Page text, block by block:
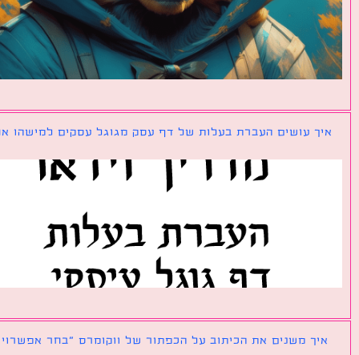
עושים העברת בעלות של דף עסק מגוגל עסקים למישהו אחר?
משנים את הכיתוב על הכפתור של ווקומרס ״בחר אפשרויות״